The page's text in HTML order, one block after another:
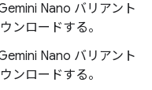
Nano バリアント
ンロードする。
Nano バリアント
ンロードする。